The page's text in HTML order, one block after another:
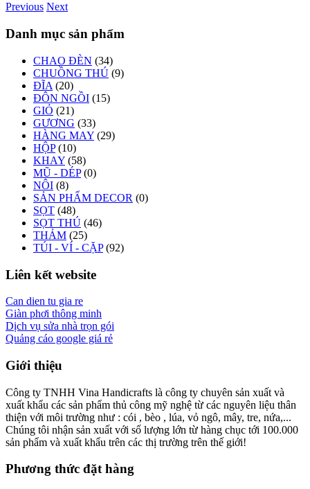
Previous Next
Danh mục sản phẩm
CHAO ĐÈN (34)
CHUỒNG THÚ (9)
ĐĨA (20)
ĐÔN NGỒI (15)
GIỎ (21)
GƯƠNG (33)
HÀNG MAY (29)
HỘP (10)
KHAY (58)
MŨ - DÉP (0)
NÔI (8)
SẢN PHẨM DECOR (0)
SỌT (48)
SỌT THÚ (46)
THẢM (25)
TÚI - VÍ - CẶP (92)
Liên kết website
Can dien tu gia re
Giàn phơi thông minh
Dịch vụ sửa nhà trọn gói
Quảng cáo google giá rẻ
Giới thiệu
Công ty TNHH Vina Handicrafts là công ty chuyên sản xuất và
xuất khẩu các sản phẩm thủ công mỹ nghệ từ các nguyên liệu thân
thiện với môi trường như : cói , bèo , lúa, vỏ ngô, mây, tre, nứa,...
Chúng tôi nhận sản xuất với số lượng lớn từ hàng chục tới 100.000
sản phẩm và xuất khẩu trên các thị trường trên thế giới!
Phương thức đặt hàng